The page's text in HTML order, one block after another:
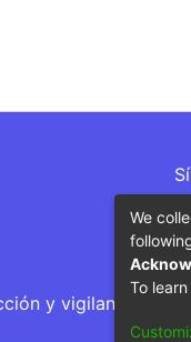
y vigilancia por
We
To